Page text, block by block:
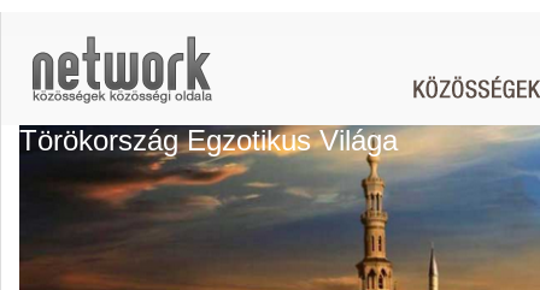
Törökország Egzotikus Világa